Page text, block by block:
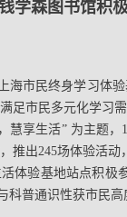
学森图书馆积
海市民终身学习体
足市民多元化学习需
慧享生活” 为主题
推出245场体验活
体验基地站点积极
科普通识性获市民高